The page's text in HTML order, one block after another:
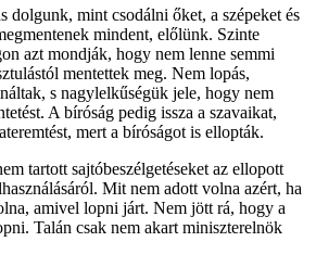
dolgunk, mint csodálni őket, a szépeket és
mindent, előlünk. Szinte
azt mondják, hogy nem lenne semmi
mentettek meg. Nem lopás,
s nagylelkűségük jele, hogy nem
A bíróság pedig issza a szavaikat,
mert a bíróságot is ellopták.
tartott sajtóbeszélgetéseket az ellopott
Mit nem adott volna azért, ha
amivel lopni járt. Nem jött rá, hogy a
Talán csak nem akart miniszterelnök